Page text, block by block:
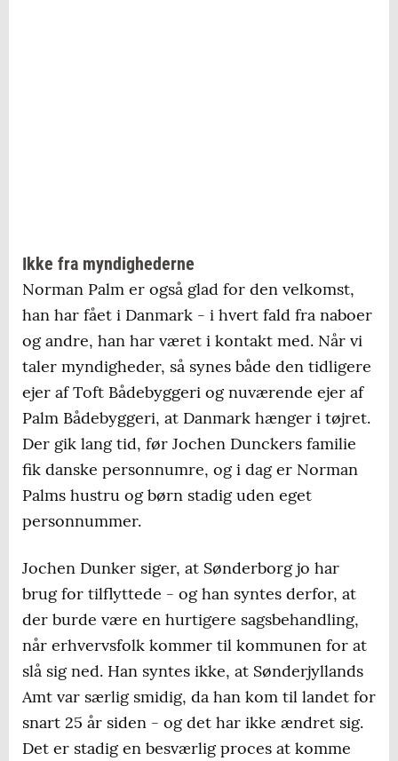
Ikke fra myndighederne
Norman Palm er også glad for den velkomst,
han har fået i Danmark - i hvert fald fra naboer
og andre, han har været i kontakt med. Når vi
taler myndigheder, så synes både den tidligere
ejer af Toft Bådebyggeri og nuværende ejer af
Palm Bådebyggeri, at Danmark hænger i tøjret.
Der gik lang tid, før Jochen Dunckers familie
fik danske personnumre, og i dag er Norman
Palms hustru og børn stadig uden eget
personnummer.
Jochen Dunker siger, at Sønderborg jo har
brug for tilflyttede - og han syntes derfor, at
der burde være en hurtigere sagsbehandling,
når erhvervsfolk kommer til kommunen for at
slå sig ned. Han syntes ikke, at Sønderjyllands
Amt var særlig smidig, da han kom til landet for
snart 25 år siden - og det har ikke ændret sig.
Det er stadig en besværlig proces at komme